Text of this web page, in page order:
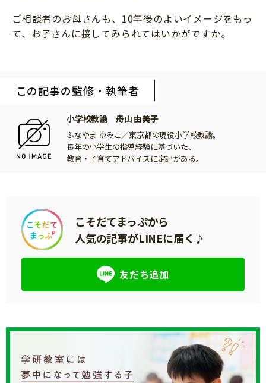
ご相談者のお母さんも、10年後のよいイメージをもっ
て、お子さんに接してみられてはいかがですか。
この記事の監修・執筆者
小学校教諭 舟山 由美子
ふなやま ゆみこ／東京都の現役小学校教諭。
長年の小学生の指導経験に基づいた、
教育・子育てアドバイスに定評がある。
こそだてまっぷから
人気の記事がLINEに届く♪
友だち追加